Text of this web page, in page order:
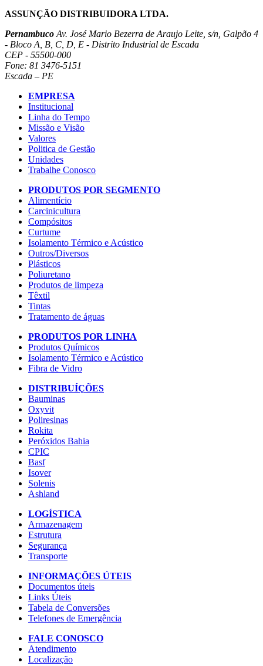
ASSUNÇÃO DISTRIBUIDORA LTDA.
Pernambuco Av. José Mario Bezerra de Araujo Leite, s/n, Galpão 4
- Bloco A, B, C, D, E - Distrito Industrial de Escada
CEP - 55500-000
Fone: 81 3476-5151
Escada – PE
EMPRESA
Institucional
Linha do Tempo
Missão e Visão
Valores
Politica de Gestão
Unidades
Trabalhe Conosco
PRODUTOS POR SEGMENTO
Alimentício
Carcinicultura
Compósitos
Curtume
Isolamento Térmico e Acústico
Outros/Diversos
Plásticos
Poliuretano
Produtos de limpeza
Têxtil
Tintas
Tratamento de águas
PRODUTOS POR LINHA
Produtos Químicos
Isolamento Térmico e Acústico
Fibra de Vidro
DISTRIBUÍÇÕES
Bauminas
Oxyvit
Poliresinas
Rokita
Peróxidos Bahia
CPIC
Basf
Isover
Solenis
Ashland
LOGÍSTICA
Armazenagem
Estrutura
Segurança
Transporte
INFORMAÇÕES ÚTEIS
Documentos úteis
Links Úteis
Tabela de Conversões
Telefones de Emergência
FALE CONOSCO
Atendimento
Localização